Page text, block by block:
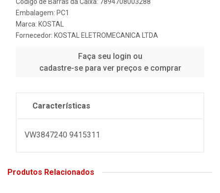
Embalagem: PC1
Marca: KOSTAL
Fornecedor: KOSTAL ELETROMECANICA LTDA
Faça seu login ou
cadastre-se para ver preços e comprar
Características
VW3847240 9415311
Produtos Relacionados